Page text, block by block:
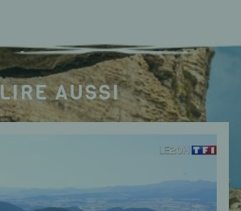
LIRE AUSSI